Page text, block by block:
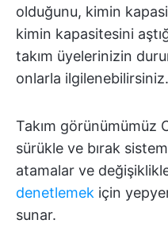
olduğunu, kimin
kimin kapasitesini
takım üyelerinizin
onlarla ilgilenebilirsiniz.
Takım görünümümüz
sürükle ve bırak
atamalar ve
denetlemek için
sunar.